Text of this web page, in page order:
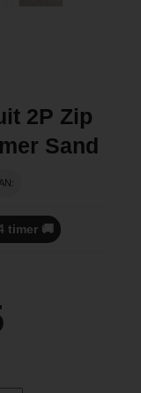
2P Zip
Sand
timer 🚚